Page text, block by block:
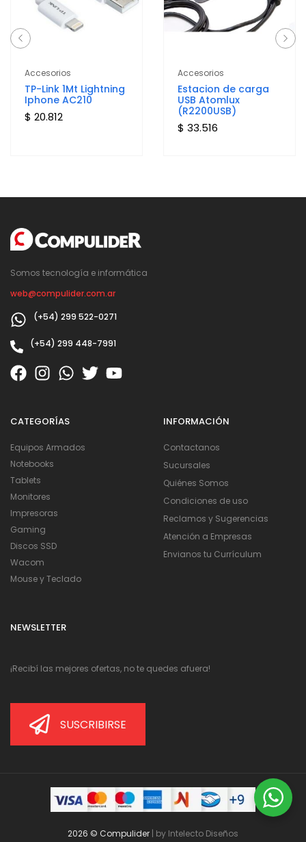
Accesorios
TP-Link 1Mt Lightning
Iphone AC210
$ 20.812
Accesorios
Estacion de carga
USB Atomlux
(R2200USB)
$ 33.516
Somos tecnología e informática
web@compulider.com.ar
(+54) 299 522-0271
(+54) 299 448-7991
CATEGORÍAS
Equipos Armados
Notebooks
Tablets
Monitores
Impresoras
Gaming
Discos SSD
Wacom
Mouse y Teclado
INFORMACIÓN
Contactanos
Sucursales
Quiénes Somos
Condiciones de uso
Reclamos y Sugerencias
Atención a Empresas
Envianos tu Currículum
NEWSLETTER
¡Recibí las mejores ofertas, no te quedes afuera!
SUSCRIBIRSE
2026 © Compulider | by Intelecto Diseños